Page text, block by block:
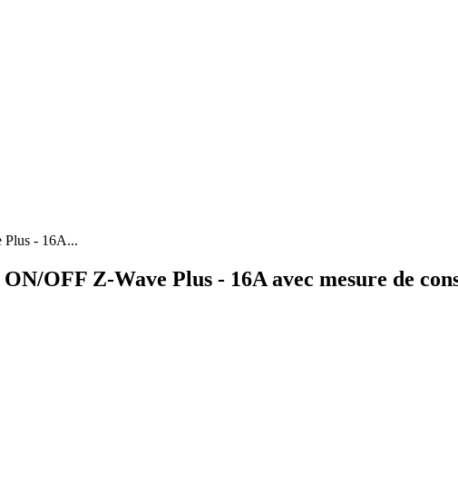
- 16A...
OFF Z-Wave Plus - 16A avec mesure de